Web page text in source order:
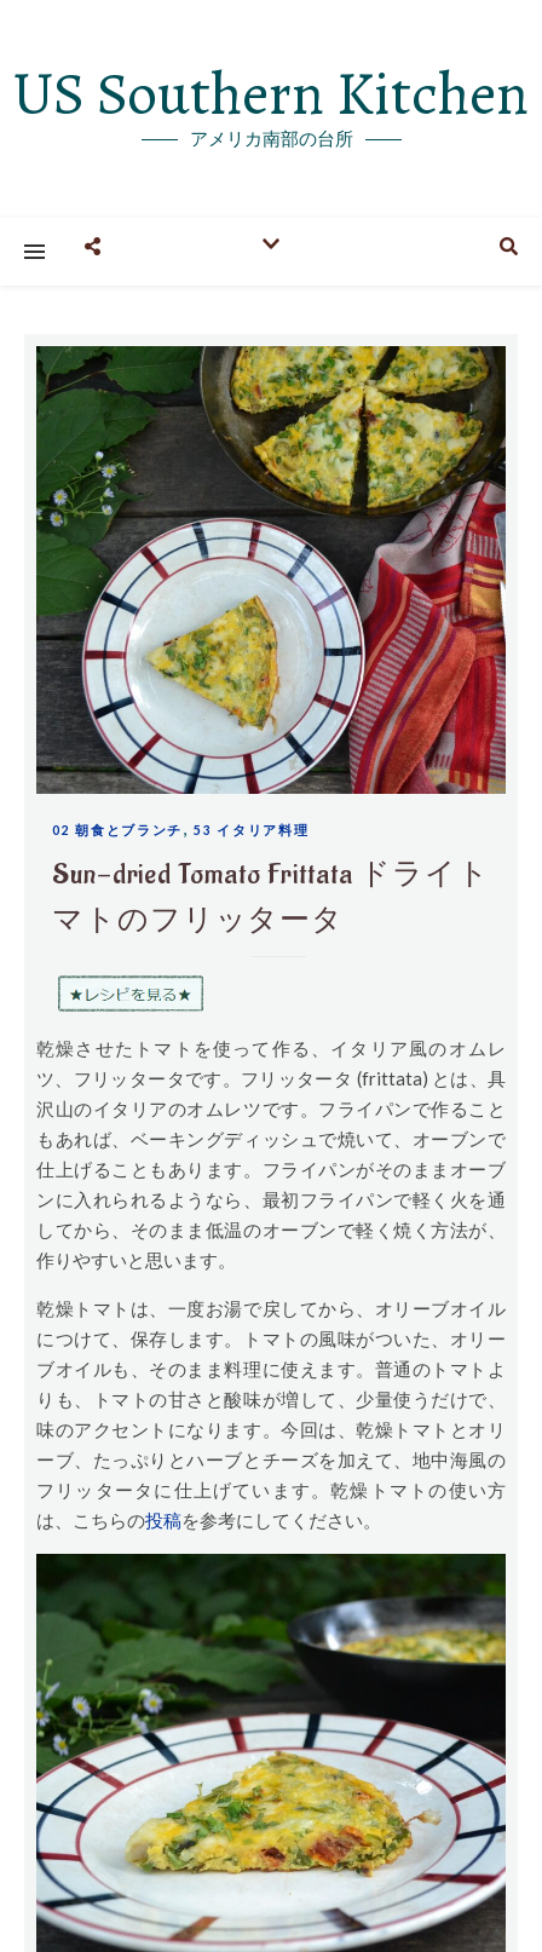
US Southern Kitchen
アメリカ南部の台所
02 朝食とブランチ , 53 イタリア料理
Sun-dried Tomato Frittata ドライト
マトのフリッタータ
乾燥させたトマトを使って作る、イタリア風のオムレ
ツ、フリッタータです。フリッタータ (frittata) とは、具
沢山のイタリアのオムレツです。フライパンで作ること
もあれば、ベーキングディッシュで焼いて、オーブンで
仕上げることもあります。フライパンがそのままオーブ
ンに入れられるようなら、最初フライパンで軽く火を通
してから、そのまま低温のオーブンで軽く焼く方法が、
作りやすいと思います。
乾燥トマトは、一度お湯で戻してから、オリーブオイル
につけて、保存します。トマトの風味がついた、オリー
ブオイルも、そのまま料理に使えます。普通のトマトよ
りも、トマトの甘さと酸味が増して、少量使うだけで、
味のアクセントになります。今回は、乾燥トマトとオリ
ーブ、たっぷりとハーブとチーズを加えて、地中海風の
フリッタータに仕上げています。乾燥トマトの使い方
は、こちらの投稿を参考にしてください。